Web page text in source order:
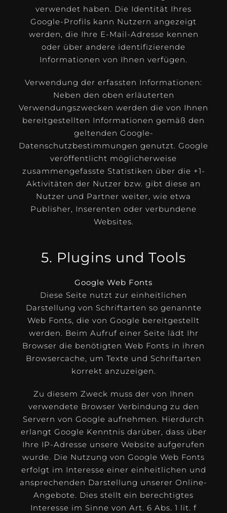
verwendet haben. Die Identität Ihres
Google-Profils kann Nutzern angezeigt
werden, die Ihre E-Mail-Adresse kennen
oder über andere identifizierende
Informationen von Ihnen verfügen.
Verwendung der erfassten Informationen:
Neben den oben erläuterten
Verwendungszwecken werden die von Ihnen
bereitgestellten Informationen gemäß den
geltenden Google-
Datenschutzbestimmungen genutzt. Google
veröffentlicht möglicherweise
zusammengefasste Statistiken über die +1-
Aktivitäten der Nutzer bzw. gibt diese an
Nutzer und Partner weiter, wie etwa
Publisher, Inserenten oder verbundene
Websites.
5. Plugins und Tools
Google Web Fonts
Diese Seite nutzt zur einheitlichen
Darstellung von Schriftarten so genannte
Web Fonts, die von Google bereitgestellt
werden. Beim Aufruf einer Seite lädt Ihr
Browser die benötigten Web Fonts in ihren
Browsercache, um Texte und Schriftarten
korrekt anzuzeigen.
Zu diesem Zweck muss der von Ihnen
verwendete Browser Verbindung zu den
Servern von Google aufnehmen. Hierdurch
erlangt Google Kenntnis darüber, dass über
Ihre IP-Adresse unsere Website aufgerufen
wurde. Die Nutzung von Google Web Fonts
erfolgt im Interesse einer einheitlichen und
ansprechenden Darstellung unserer Online-
Angebote. Dies stellt ein berechtigtes
Interesse im Sinne von Art. 6 Abs. 1 lit. f